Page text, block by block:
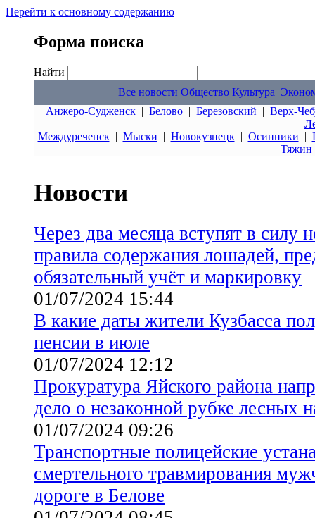
Перейти к основному содержанию
Форма поиска
Найти
Все новости Общество Культура
Анжеро-Судженск | Белово | Березовский | Верх-
Междуреченск| Мыски | Новокузнецк| Осинники |
Тяжин
Новости
Через два месяца вступят в силу
правила содержания лошадей,
обязательный учёт и маркировку
01/07/2024 15:44
В какие даты жители Кузбасса
пенсии в июле
01/07/2024 12:12
Прокуратура Яйского района
дело о незаконной рубке лесных
01/07/2024 09:26
Транспортные полицейские
смертельного травмирования
дороге в Белове